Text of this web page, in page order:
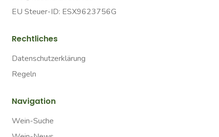
EU Steuer-ID: ESX9623756G
Rechtliches
Datenschutzerklärung
Regeln
Navigation
Wein-Suche